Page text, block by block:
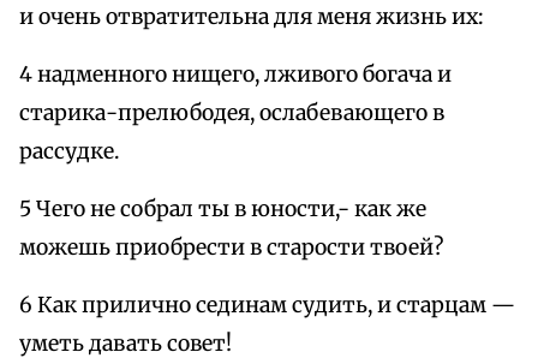
и очень отвратительна для меня жизнь их:
4 надменного нищего, лживого богача и
старика-прелюбодея, ослабевающего в
рассудке.
5 Чего не собрал ты в юности,- как же
можешь приобрести в старости твоей?
6 Как прилично сединам судить, и старцам —
уметь давать совет!